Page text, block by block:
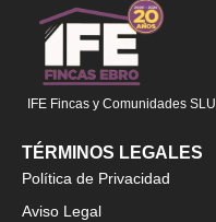
IFE Fincas y Comunidades SLU
TÉRMINOS LEGALES
Política de Privacidad
Aviso Legal